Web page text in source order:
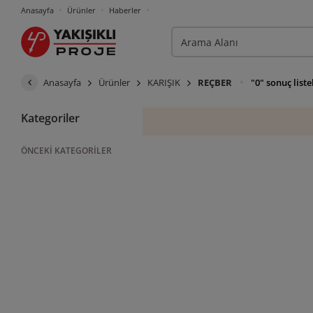
Anasayfa Ürünler Haberler
Anasayfa Ürünler KARIŞIK REÇBER "0" sonuç
Kategoriler
ÖNCEKI KATEGORILER